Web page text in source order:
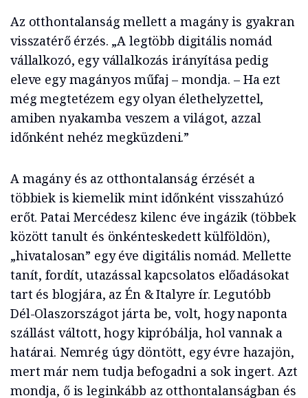
Az otthontalanság mellett a magány is gyakran
visszatérő érzés. „A legtöbb digitális nomád
vállalkozó, egy vállalkozás irányítása pedig
eleve egy magányos műfaj – mondja. – Ha ezt
még megtetézem egy olyan élethelyzettel,
amiben nyakamba veszem a világot, azzal
időnként nehéz megküzdeni.”
A magány és az otthontalanság érzését a
többiek is kiemelik mint időnként visszahúzó
erőt. Patai Mercédesz kilenc éve ingázik (többek
között tanult és önkénteskedett külföldön),
„hivatalosan” egy éve digitális nomád. Mellette
tanít, fordít, utazással kapcsolatos előadásokat
tart és blogjára, az Én & Italyre ír. Legutóbb
Dél-Olaszországot járta be, volt, hogy naponta
szállást váltott, hogy kipróbálja, hol vannak a
határai. Nemrég úgy döntött, egy évre hazajön,
mert már nem tudja befogadni a sok ingert. Azt
mondja, ő is leginkább az otthontalanságban és